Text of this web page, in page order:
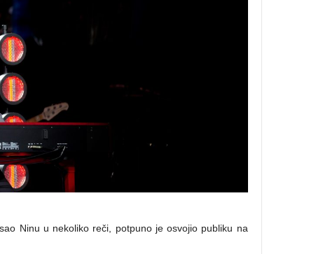
Ninu u nekoliko reči, potpuno je osvojio publiku na